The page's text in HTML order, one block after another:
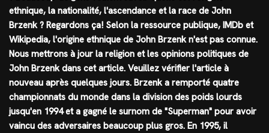
ethnique, la nationalité, l'ascendance et la race de John
Brzenk ? Regardons ça! Selon la ressource publique, IMDb et
Wikipedia, l'origine ethnique de John Brzenk n'est pas connue.
Nous mettrons à jour la religion et les opinions politiques de
John Brzenk dans cet article. Veuillez vérifier l'article à
nouveau après quelques jours. Brzenk a remporté quatre
championnats du monde dans la division des poids lourds
jusqu'en 1994 et a gagné le surnom de "Superman" pour avoir
vaincu des adversaires beaucoup plus gros. En 1995, il